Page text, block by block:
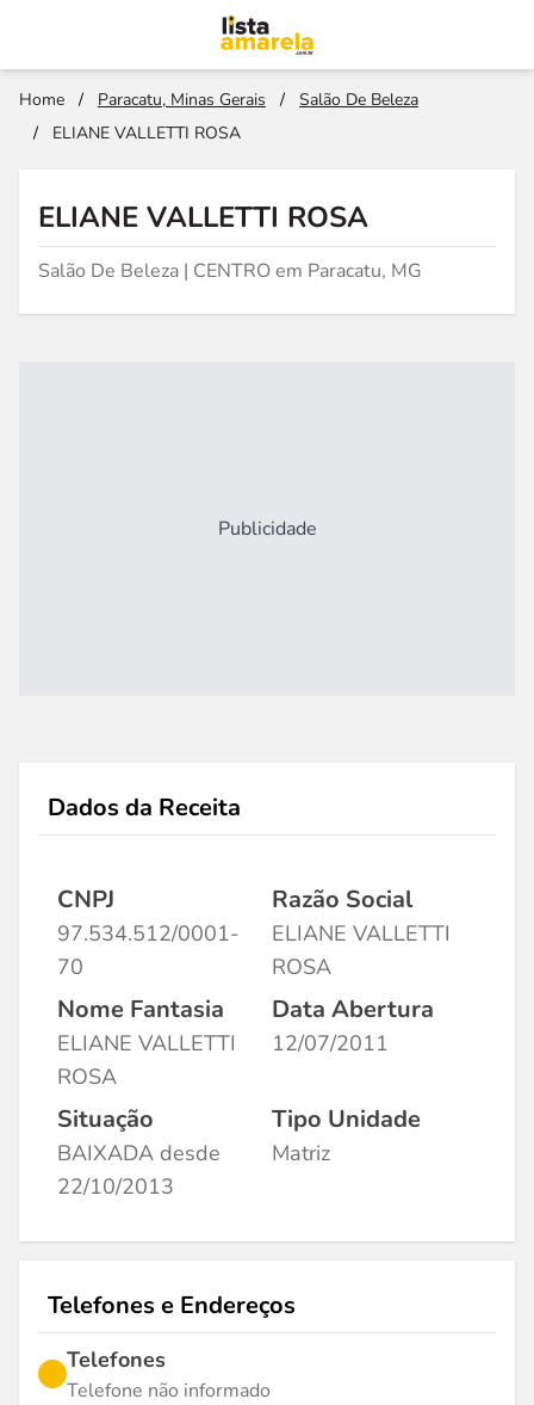
Home / Paracatu, Minas Gerais /
Salão De Beleza
/
ELIANE VALLETTI ROSA
ELIANE VALLETTI ROSA
Salão De Beleza | CENTRO em Paracatu, MG
Publicidade
Dados da Receita
CNPJ
97.534.512/0001-
70
Razão Social
ELIANE VALLETTI
ROSA
Nome Fantasia
ELIANE VALLETTI
ROSA
Data Abertura
12/07/2011
Situação
BAIXADA desde
22/10/2013
Tipo Unidade
Matriz
Telefones e Endereços
Telefones
Telefone não informado